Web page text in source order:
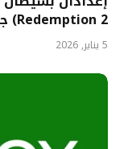
Redemption 2) جذريًا.
5 يناير, 2026